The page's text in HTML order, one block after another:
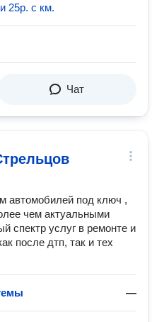
25р. с км.
Чат
автомобилей под ключ ,
чем актуальными
спектр услуг в ремонте и
после дтп, так и тех
—